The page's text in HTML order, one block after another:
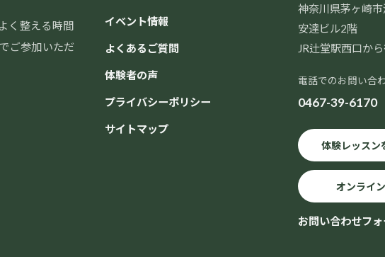
く整える時間
ご参加いただ
イベント情報
よくあるご質問
体験者の声
プライバシーポリシー
サイトマップ
神奈川県茅ヶ崎
安達ビル2階
JR辻堂駅西口か
電話でのお問い合
0467-39-6170
体験レッスン
オンライ
お問い合わせフォ